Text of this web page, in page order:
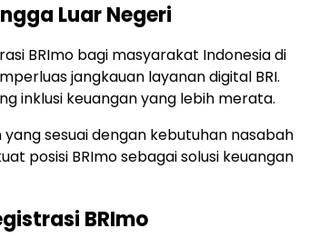
Luar Negeri
BRImo bagi masyarakat Indonesia di
jangkauan layanan digital BRI.
inklusi keuangan yang lebih merata.
sesuai dengan kebutuhan nasabah
posisi BRImo sebagai solusi keuangan
BRImo